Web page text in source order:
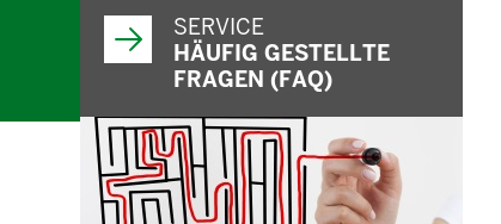
SERVICE
HÄUFIG GESTELLTE
FRAGEN (FAQ)